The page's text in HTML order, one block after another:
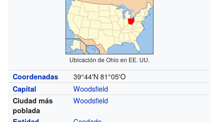
Ubicación de Ohio en EE. UU.
Coordenadas 39°44′N 81°05′O
Capital Woodsfield
Ciudad más
poblada
Woodsfield